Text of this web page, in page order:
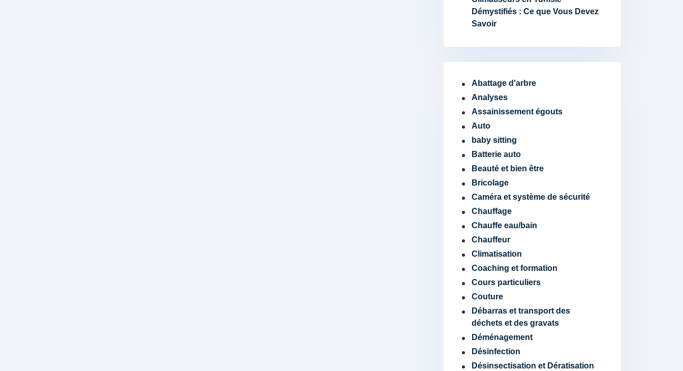
Démystifiés : Ce que Vous Devez
Savoir
Abattage d'arbre
Analyses
Assainissement égouts
Auto
baby sitting
Batterie auto
Beauté et bien être
Bricolage
Caméra et système de sécurité
Chauffage
Chauffe eau/bain
Chauffeur
Climatisation
Coaching et formation
Cours particuliers
Couture
Débarras et transport des
déchets et des gravats
Déménagement
Désinfection
Désinsectisation et Dératisation